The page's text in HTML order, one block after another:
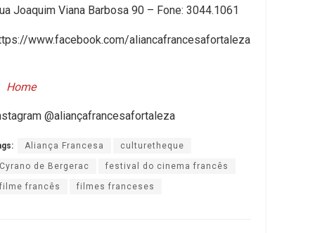
Joaquim Viana Barbosa 90 – Fone: 3044.1061
www.facebook.com/aliancafrancesafortaleza
Home
@aliançafrancesafortaleza
Aliança Francesa culturetheque
Cyrano de Bergerac festival do cinema francês
filme francês filmes franceses